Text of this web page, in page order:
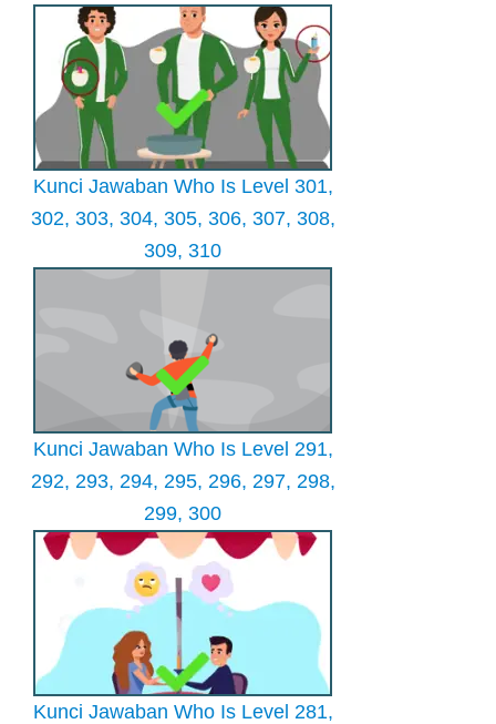
Kunci Jawaban Who Is Level 301,
302, 303, 304, 305, 306, 307, 308,
309, 310
Kunci Jawaban Who Is Level 291,
292, 293, 294, 295, 296, 297, 298,
299, 300
Kunci Jawaban Who Is Level 281,